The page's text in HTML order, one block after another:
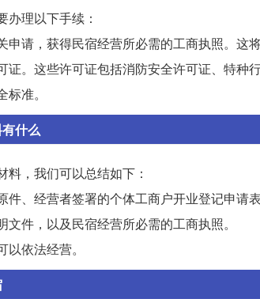
办理以下手续：
请，获得民宿经营所必需的工商执照。这
证。这些许可证包括消防安全许可证、特种
准。
什么
，我们可以总结如下：
、经营者签署的个体工商户开业登记申请
件，以及民宿经营所必需的工商执照。
依法经营。